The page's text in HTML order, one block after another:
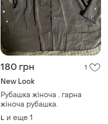
180 грн 1
New Look
Рубашка жіноча . гарна
жіноча рубашка.
L и еще 1